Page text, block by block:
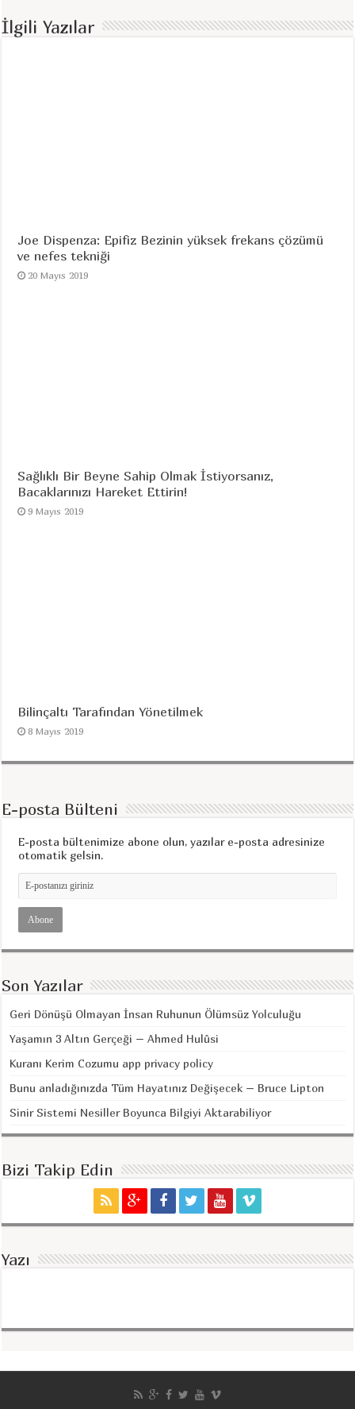
İlgili Yazılar
Joe Dispenza: Epifiz Bezinin yüksek frekans çözümü
ve nefes tekniği
20 Mayıs 2019
Sağlıklı Bir Beyne Sahip Olmak İstiyorsanız,
Bacaklarınızı Hareket Ettirin!
9 Mayıs 2019
Bilinçaltı Tarafından Yönetilmek
8 Mayıs 2019
E-posta Bülteni
E-posta bültenimize abone olun, yazılar e-posta adresinize
otomatik gelsin.
Son Yazılar
Geri Dönüşü Olmayan İnsan Ruhunun Ölümsüz Yolculuğu
Yaşamın 3 Altın Gerçeği – Ahmed Hulûsi
Kuranı Kerim Cozumu app privacy policy
Bunu anladığınızda Tüm Hayatınız Değişecek – Bruce Lipton
Sinir Sistemi Nesiller Boyunca Bilgiyi Aktarabiliyor
Bizi Takip Edin
Yazı